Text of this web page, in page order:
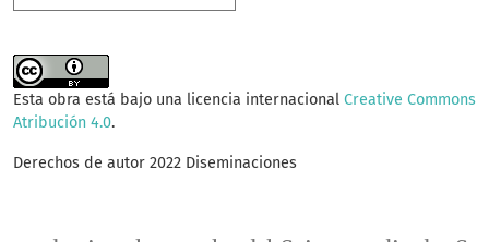
Esta obra está bajo una licencia internacional Creative Commons
Atribución 4.0.
Derechos de autor 2022 Diseminaciones